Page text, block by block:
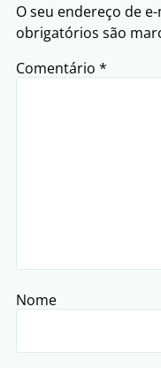
O seu endereço de
obrigatórios são
Comentário *
Nome